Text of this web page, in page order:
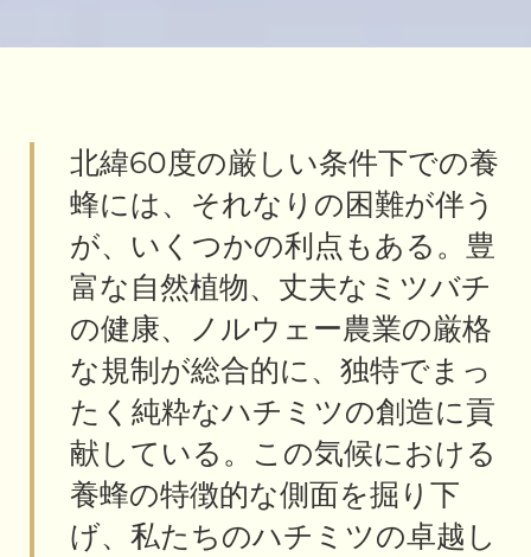
北緯60度の厳しい条件下での養
蜂には、それなりの困難が伴う
が、いくつかの利点もある。豊
富な自然植物、丈夫なミツバチ
の健康、ノルウェー農業の厳格
な規制が総合的に、独特でまっ
たく純粋なハチミツの創造に貢
献している。この気候における
養蜂の特徴的な側面を掘り下
げ、私たちのハチミツの卓越し